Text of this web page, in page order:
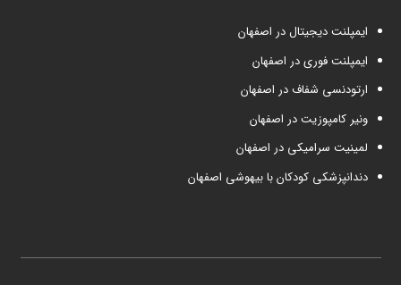
ایمپلنت دیجیتال در اصفهان
ایمپلنت فوری در اصفهان
ارتودنسی شفاف در اصفهان
ونیر کامپوزیت در اصفهان
لمینیت سرامیکی در اصفهان
دندانپزشکی کودکان با بیهوشی اصفهان